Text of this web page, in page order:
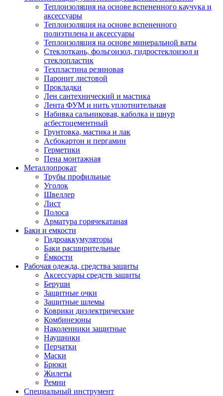
Теплоизоляция на основе вспененного каучука и
аксессуары
Теплоизоляция на основе вспененного
полиэтилена и аксессуары
Теплоизоляция на основе минеральной ваты
Стеклоткань, фольгоизол, гидростеклоизол и
стеклопластик
Техпластина резиновая
Паронит листовой
Прокладки
Лен сантехнический и мастика
Лента ФУМ и нить уплотнительная
Набивка сальниковая, каболка и шнур
асбестоцементный
Грунтовка, мастика и лак
Асбокартон и пергамин
Герметики
Пена монтажная
Металлопрокат
Трубы профильные
Уголок
Швеллер
Лист
Полоса
Арматура горячекатаная
Баки и емкости
Гидроаккумуляторы
Баки расширительные
Ёмкости
Рабочая одежда, средства защиты
Аксессуары средств защиты
Беруши
Защитные очки
Защитные шлемы
Коврики диэлектрические
Комбинезоны
Наколенники защитные
Наушники
Перчатки
Маски
Брюки
Жилеты
Ремни
Специальный инструмент